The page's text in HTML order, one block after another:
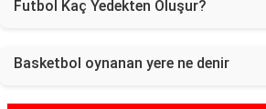
Futbol Kaç Yedekten Oluşur?
Basketbol oynanan yere ne denir